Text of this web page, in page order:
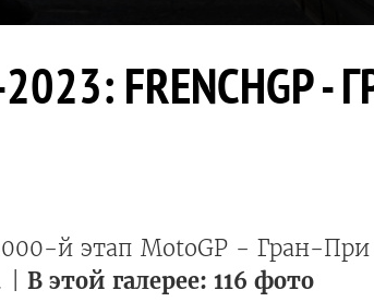
2023: FRENCHGP
й этап MotoGP - Гран-При
| В этой галерее: 116 фото